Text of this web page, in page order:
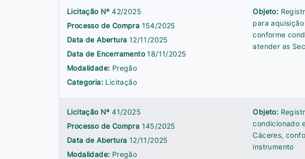
Licitação Nº42/2025
Processo de Compra 154/2025
Data de Abertura 12/11/2025
Data de Encerramento18/11/2025
Modalidade: Pregão
Categoria: Licitação
Objeto:
para
conforme
atender as
Licitação Nº41/2025
Processo de Compra 145/2025
Data de Abertura 12/11/2025
Modalidade: Pregão
Objeto:
condicionado
Cáceres,
instrumento